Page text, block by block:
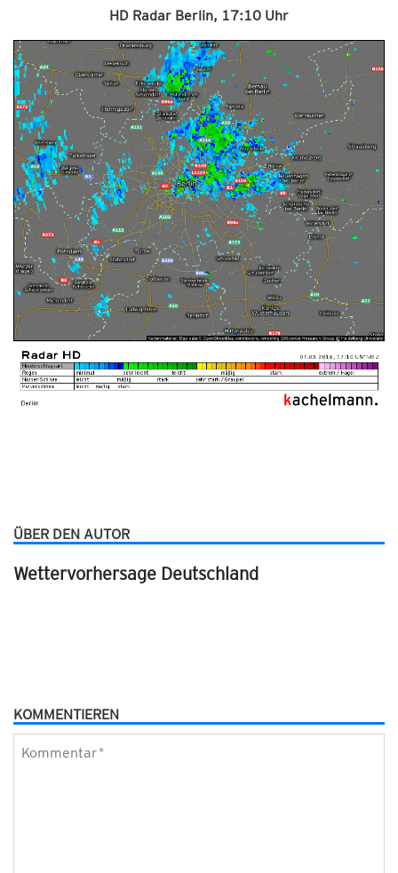
HD Radar Berlin, 17:10 Uhr
ÜBER DEN AUTOR
Wettervorhersage Deutschland
KOMMENTIEREN